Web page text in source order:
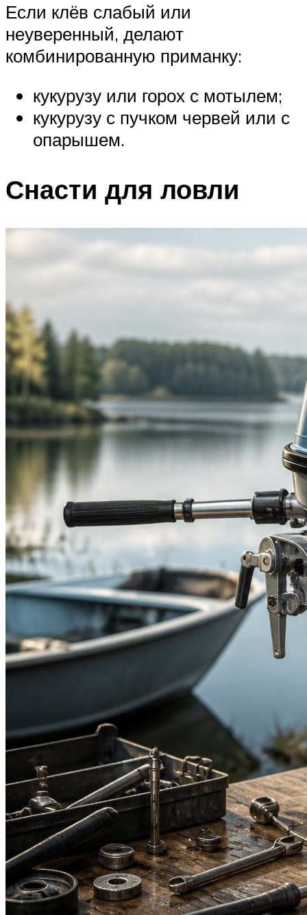
Если клёв слабый или
неуверенный, делают
комбинированную приманку:
кукурузу или горох с мотылем;
кукурузу с пучком червей или с
опарышем.
Снасти для ловли